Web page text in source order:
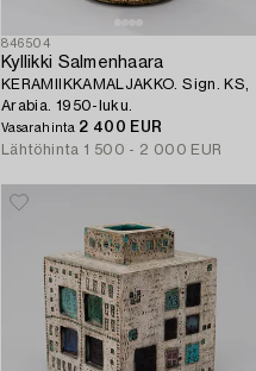
846504
Kyllikki Salmenhaara
KERAMIIKKAMALJAKKO. Sign. KS,
Arabia. 1950-luku.
Vasarahinta 2 400 EUR
Lähtöhinta 1 500 - 2 000 EUR